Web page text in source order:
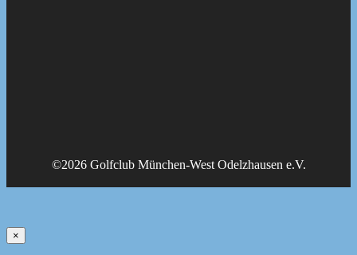
©2026 Golfclub München-West Odelzhausen e.V.
×